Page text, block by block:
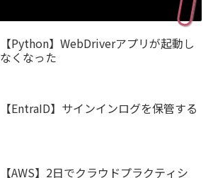
【Python】WebDriverアプリが起動し
なくなった
【EntraID】サインインログを保管する
【AWS】2日でクラウドプラクティシ